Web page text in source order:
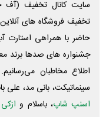
سایت کانال تخفیف (آف
تخفیف فروشگاه های
حاضر با همراهی استارت
جشنواره های صدها برند
اطلاع مخاطبان می‌رسانیم.
سینماتیکت، بانی مد، علی‌
اسنپ شاپ، باسلام و ازکی